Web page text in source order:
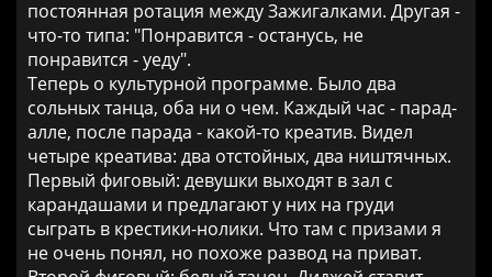
постоянная ротация между Зажигалками. Другая -
что-то типа: "Понравится - останусь, не
понравится - уеду".
Теперь о культурной программе. Было два
сольных танца, оба ни о чем. Каждый час - парад-
алле, после парада - какой-то креатив. Видел
четыре креатива: два отстойных, два ништячных.
Первый фиговый: девушки выходят в зал с
карандашами и предлагают у них на груди
сыграть в крестики-нолики. Что там с призами я
не очень понял, но похоже развод на приват.